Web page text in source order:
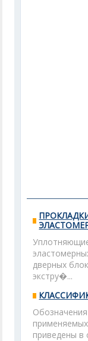
дверных
экстру�...
приведены в